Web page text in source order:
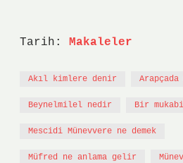
Tarih: Makaleler
Akıl kimlere denir Arapçada
Beynelmilel nedir Bir
Mescidi Münevvere ne demek
Müfred ne anlama gelir